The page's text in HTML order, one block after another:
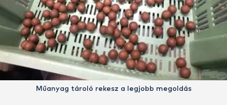
Műanyag tároló rekesz a legjobb megoldás